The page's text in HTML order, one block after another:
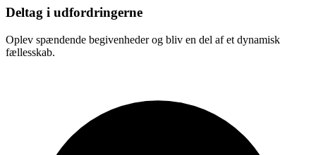
Deltag i udfordringerne
Oplev spændende begivenheder og bliv en del af et dynamisk
fællesskab.